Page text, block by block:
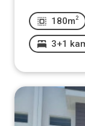
180m 2
3+1